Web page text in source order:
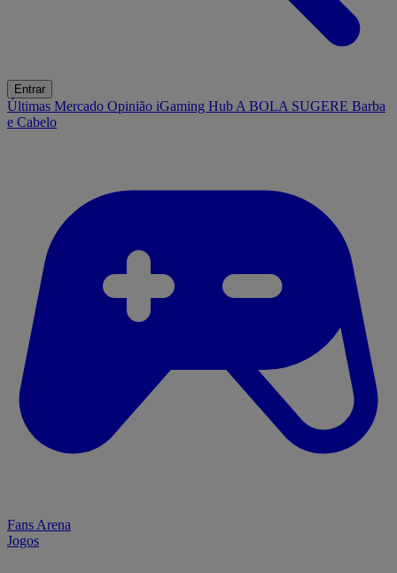
Entrar
Últimas Mercado Opinião iGaming Hub A BOLA SUGERE Barba
e Cabelo
Fans Arena
Jogos